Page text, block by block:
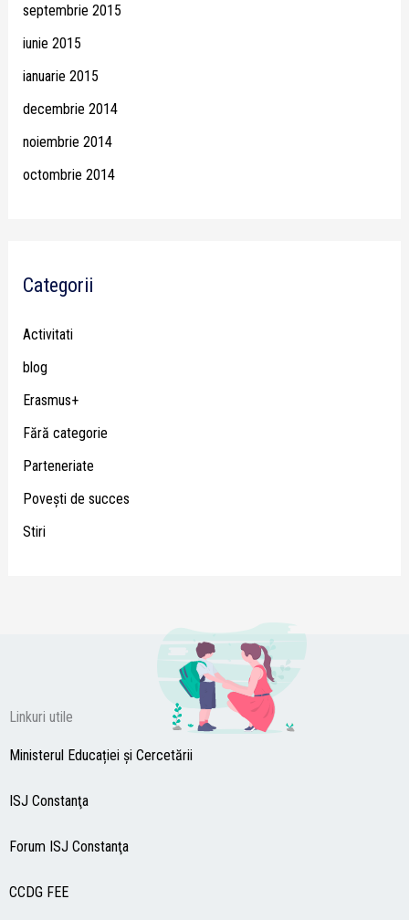
septembrie 2015
iunie 2015
ianuarie 2015
decembrie 2014
noiembrie 2014
octombrie 2014
Categorii
Activitati
blog
Erasmus+
Fără categorie
Parteneriate
Poveşti de succes
Stiri
Linkuri utile
Ministerul Educației și Cercetării
ISJ Constanţa
Forum ISJ Constanţa
CCDG FEE